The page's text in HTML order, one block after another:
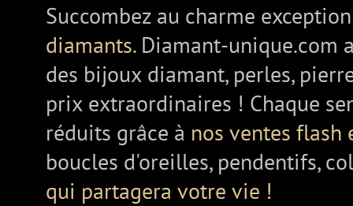
Succombez au charme
diamants. Diamant-unique.com
des bijoux diamant, perles,
prix extraordinaires ! Chaque
réduits grâce à nos ventes
boucles d'oreilles, pendentifs,
qui partagera votre vie !